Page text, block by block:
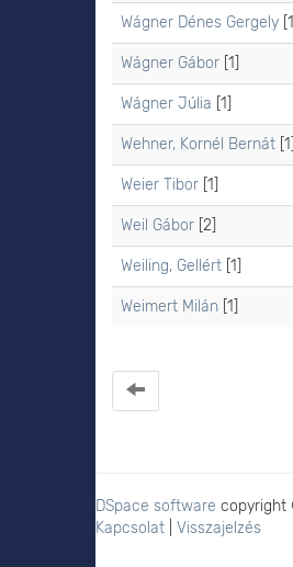
Wágner Dénes Gergely [1]
Wágner Gábor [1]
Wágner Júlia [1]
Wehner, Kornél Bernát [1]
Weier Tibor [1]
Weil Gábor [2]
Weiling, Gellért [1]
Weimert Milán [1]
DSpace software copyright
Kapcsolat
Visszajelzés